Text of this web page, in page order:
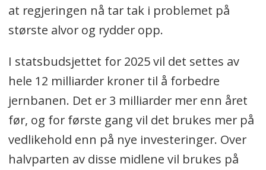
at regjeringen nå tar tak i problemet på
største alvor og rydder opp.
I statsbudsjettet for 2025 vil det settes av
hele 12 milliarder kroner til å forbedre
jernbanen. Det er 3 milliarder mer enn året
før, og for første gang vil det brukes mer på
vedlikehold enn på nye investeringer. Over
halvparten av disse midlene vil brukes på